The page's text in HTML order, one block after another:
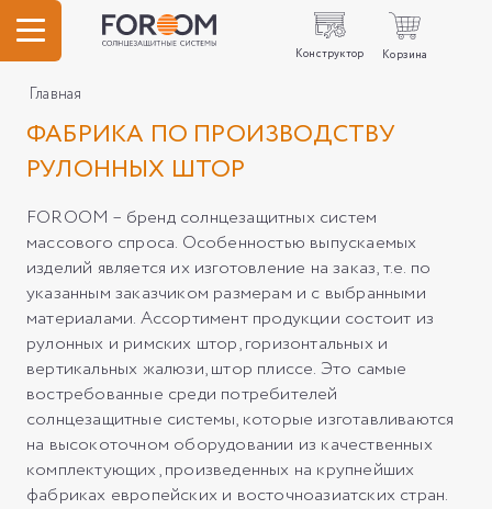
Конструктор Корзина
Главная
ФАБРИКА ПО ПРОИЗВОДСТВУ
РУЛОННЫХ ШТОР
FOROOM – бренд солнцезащитных систем
массового спроса. Особенностью выпускаемых
изделий является их изготовление на заказ, т.е. по
указанным заказчиком размерам и с выбранными
материалами. Ассортимент продукции состоит из
рулонных и римских штор, горизонтальных и
вертикальных жалюзи, штор плиссе. Это самые
востребованные среди потребителей
солнцезащитные системы, которые изготавливаются
на высокоточном оборудовании из качественных
комплектующих, произведенных на крупнейших
фабриках европейских и восточноазиатских стран.